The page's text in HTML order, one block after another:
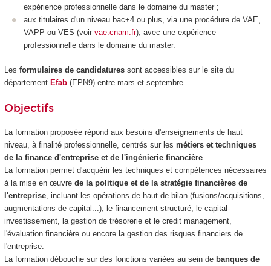
expérience professionnelle dans le domaine du master ;
aux titulaires d'un niveau bac+4 ou plus, via une procédure de VAE,
VAPP ou VES (voir vae.cnam.fr), avec une expérience
professionnelle dans le domaine du master.
Les formulaires de candidaturessont accessibles sur le site du
département Efab(EPN9) entre mars et septembre.
Objectifs
La formation proposée répond aux besoins d'enseignements de haut
niveau, à finalité professionnelle, centrés sur les métiers et techniques
de la finance d'entreprise et de l'ingénierie financière.
La formation permet d'acquérir les techniques et compétences nécessaires
à la mise en œuvre de la politique et de la stratégie financières de
l'entreprise, incluant les opérations de haut de bilan (fusions/acquisitions,
augmentations de capital...), le financement structuré, le capital-
investissement, la gestion de trésorerie et le credit management,
l'évaluation financière ou encore la gestion des risques financiers de
l'entreprise.
La formation débouche sur des fonctions variées au sein de banques de